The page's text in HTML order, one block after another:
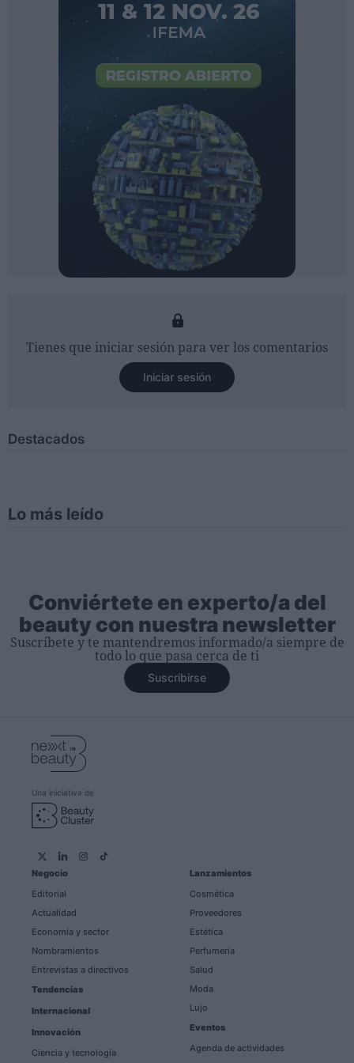
Tienes que iniciar sesión para ver los comentarios
Iniciar sesión
Destacados
Lo más leído
Conviértete en experto/a del
beauty con nuestra newsletter
Suscríbete y te mantendremos informado/a siempre de
todo lo que pasa cerca de ti
Suscribirse
Una iniciativa de
Negocio
Editorial
Actualidad
Economía y sector
Nombramientos
Entrevistas a directivos
Tendencias
Internacional
Innovación
Ciencia y tecnología
Lanzamientos
Cosmética
Proveedores
Estética
Perfumería
Salud
Moda
Lujo
Eventos
Agenda de actividades